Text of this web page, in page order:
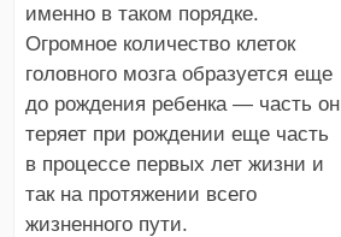
именно в таком порядке.
Огромное количество клеток
головного мозга образуется еще
до рождения ребенка — часть он
теряет при рождении еще часть
в процессе первых лет жизни и
так на протяжении всего
жизненного пути.